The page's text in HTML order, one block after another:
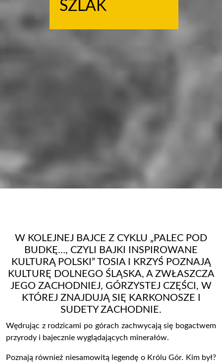
SZLAK
W KOLEJNEJ BAJCE Z CYKLU „PALEC POD
BUDKĘ…, CZYLI BAJKI INSPIROWANE
KULTURĄ POLSKI” TOSIA I KRZYŚ POZNAJĄ
KULTURĘ DOLNEGO ŚLĄSKA, A ZWŁASZCZA
JEGO ZACHODNIEJ, GÓRZYSTEJ CZĘŚCI, W
KTÓREJ ZNAJDUJĄ SIĘ KARKONOSZE I
SUDETY ZACHODNIE.
Wędrując z rodzicami po górach zachwycają się bogactwem
przyrody i bajecznie wyglądających minerałów.
Poznają również niesamowitą legendę o Królu Gór. Kim był?